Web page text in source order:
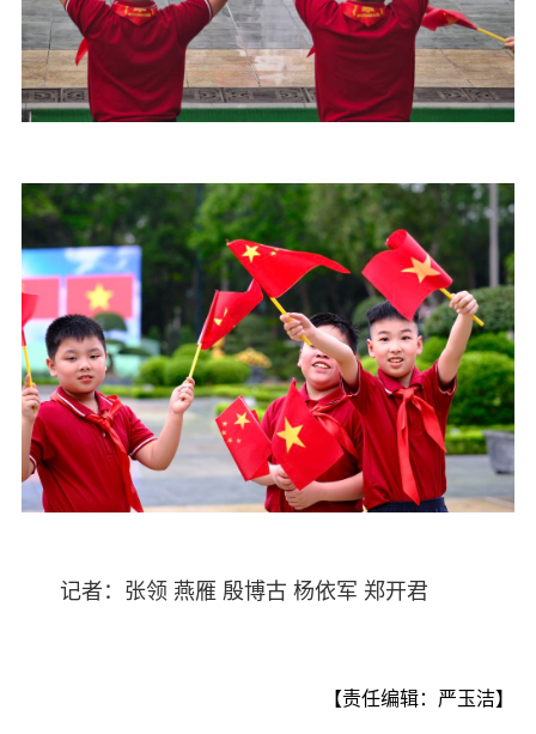
记者：张领 燕雁 殷博古 杨依军 郑开君
【责任编辑：严玉洁】